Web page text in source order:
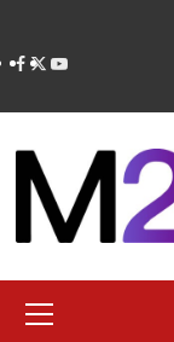
contenido
primario